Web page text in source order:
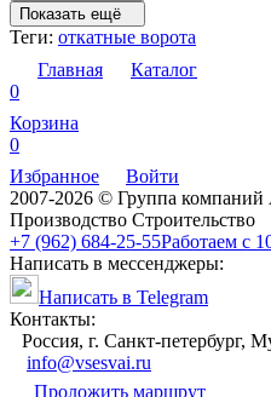
Показать ещё
Теги: откатные ворота
Главная
Каталог
0
Корзина
0
Избранное
Войти
2007-2026 © Группа
Производство Строительство
+7 (962) 684-25-55Работаем с
Написать в мессенджеры:
Написать в Telegram
Контакты:
Россия, г. Санкт-петербург,
info@vsesvai.ru
Проложить маршрут